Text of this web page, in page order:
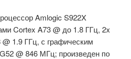
Amlogic S922X
Cortex A73 @ до 1.8 ГГц, 2x
1.9 ГГц, с графическим
@ 846 МГц; произведен по